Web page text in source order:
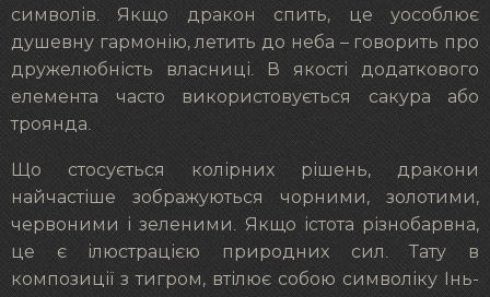
символів. Якщо дракон спить, це уособлює
душевну гармонію, летить до неба – говорить про
дружелюбність власниці. В якості додаткового
елемента часто використовується сакура або
троянда.
Що стосується колірних рішень, дракони
найчастіше зображуються чорними, золотими,
червоними і зеленими. Якщо істота різнобарвна,
це є ілюстрацією природних сил. Тату в
композиції з тигром, втілює собою символіку Інь-